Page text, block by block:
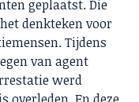
geplaatst. Die
denkteken voor
Tijdens
van agent
werd